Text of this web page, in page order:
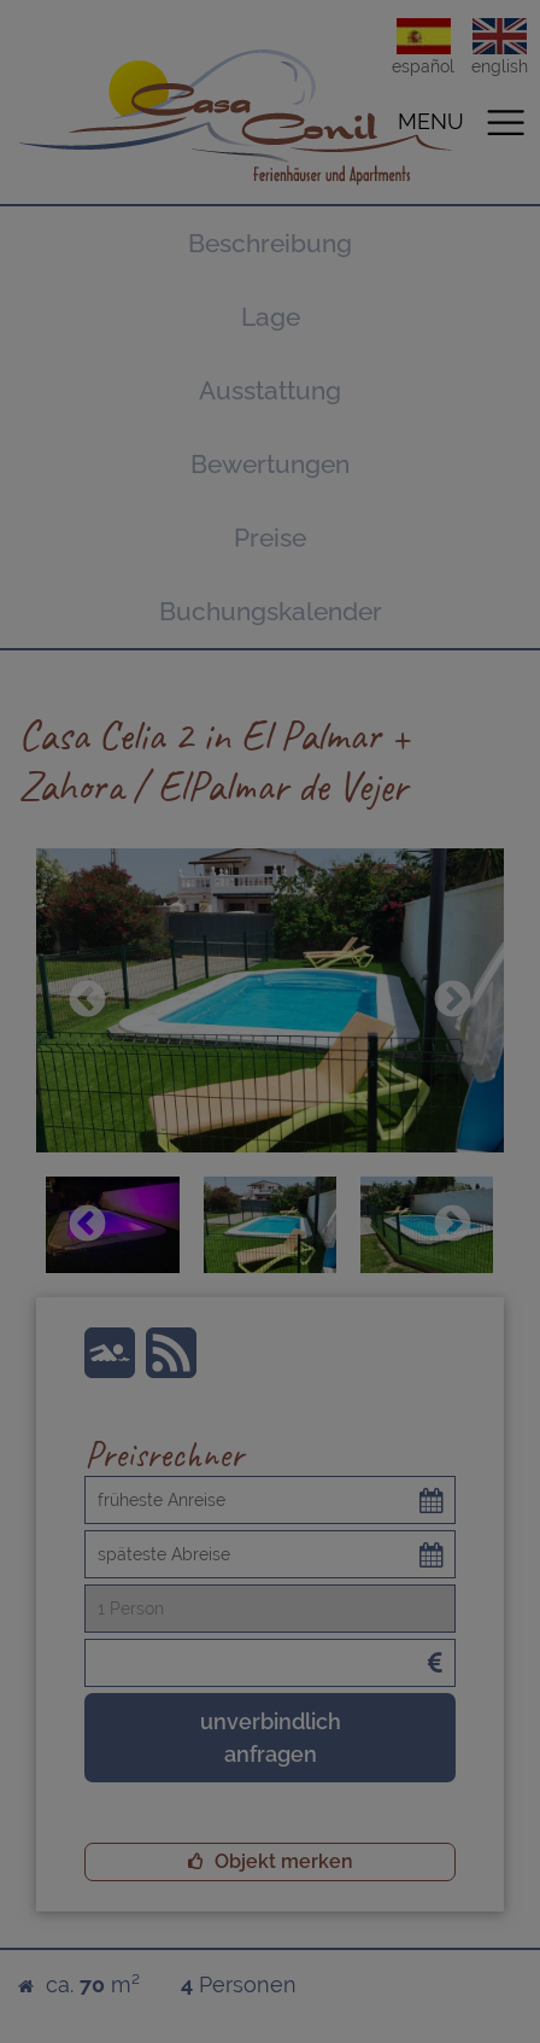
español english
MENU
Beschreibung
Lage
Ausstattung
Bewertungen
Preise
Buchungskalender
Casa Celia 2 in El Palmar +
Zahora / ElPalmar de Vejer
Preisrechner
unverbindlich
anfragen
Objekt merken
ca. 70 m² 4 Personen